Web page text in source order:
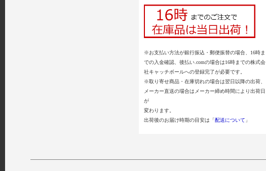
※お支払い方法が銀行振込・郵便振替の場合、16時ま
での入金確認、後払い.comの場合は16時までの株式会
社キャッチボールへの登録完了が必要です。
※取り寄せ商品・在庫切れの場合は翌日以降の出荷、
メーカー直送の場合はメーカー締め時間により出荷日
が
変わります。
出荷後のお届け時期の目安は「配送について 」